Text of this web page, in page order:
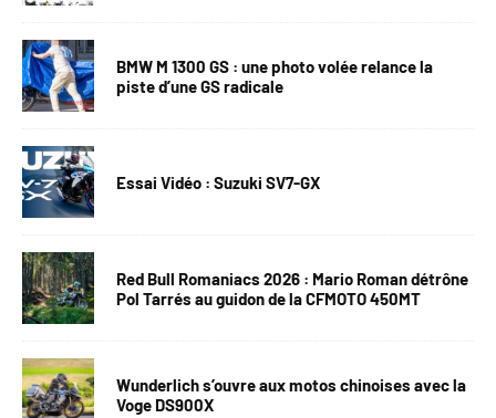
BMW M 1300 GS : une photo volée relance la
piste d’une GS radicale
Essai Vidéo : Suzuki SV7-GX
Red Bull Romaniacs 2026 : Mario Roman détrône
Pol Tarrés au guidon de la CFMOTO 450MT
Wunderlich s’ouvre aux motos chinoises avec la
Voge DS900X